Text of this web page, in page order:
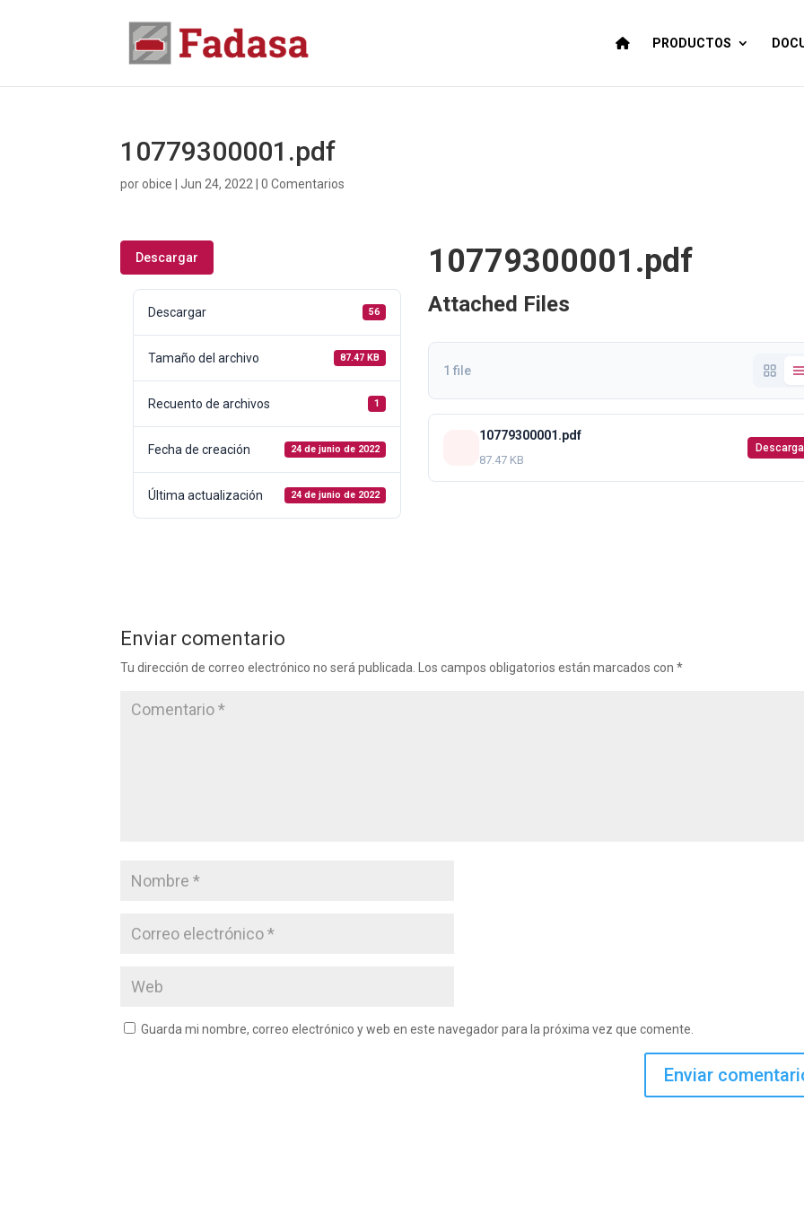
PRODUCTOS
10779300001.pdf
porobice |Jun 24, 2022 |0 Comentarios
Descargar
Descargar 56
Tamaño del archivo 87.47 KB
Recuento de archivos 1
Fecha de creación 24 de junio de 2022
Última actualización 24 de junio de 2022
10779300001.pdf
Attached Files
1 file
10779300001.pdf
87.47 KB
Enviar comentario
Tu dirección de correo electrónico no será publicada. Los campos obligatorios están marcados con*
Guarda mi nombre, correo electrónico y web en este navegador para la próxima vez que comente.